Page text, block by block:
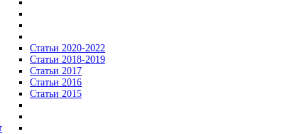
Статьи 2020-2022
Статьи 2018-2019
Статьи 2017
Статьи 2016
Статьи 2015